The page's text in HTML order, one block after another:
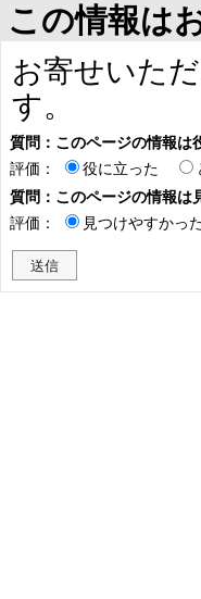
この情報は
お寄せいた
す。
質問：このページの情報は
評価：
役に立った
質問：このページの情報は
評価：
見つけやすかっ